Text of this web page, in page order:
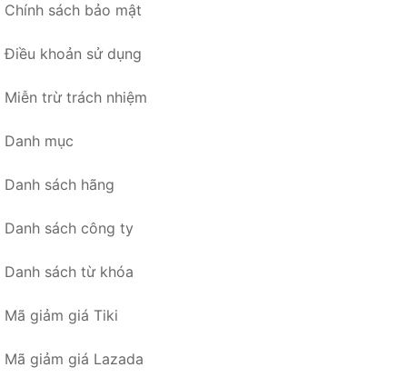
Chính sách bảo mật
Điều khoản sử dụng
Miễn trừ trách nhiệm
Danh mục
Danh sách hãng
Danh sách công ty
Danh sách từ khóa
Mã giảm giá Tiki
Mã giảm giá Lazada